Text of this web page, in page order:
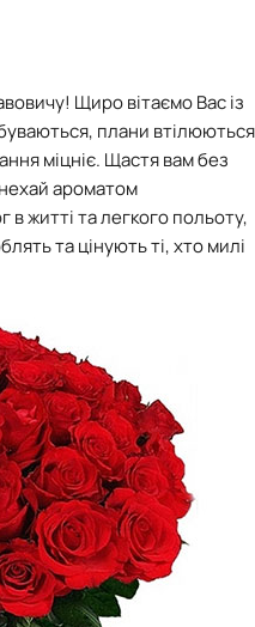
Щиро вітаємо Вас із
плани втілюються
міцніє. Щастя вам без
ароматом
житті та легкого польоту,
та цінують ті, хто милі